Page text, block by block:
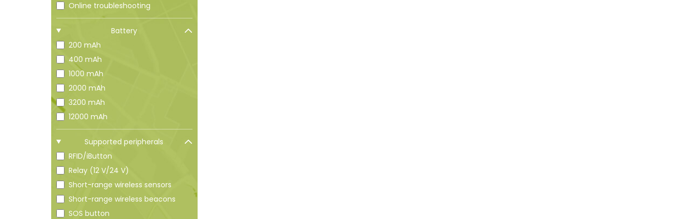
Online troubleshooting
Battery
200 mAh
400 mAh
1000 mAh
2000 mAh
3200 mAh
12000 mAh
Supported peripherals
RFID/iButton
Relay (12 V/24 V)
Short-range wireless sensors
Short-range wireless beacons
SOS button